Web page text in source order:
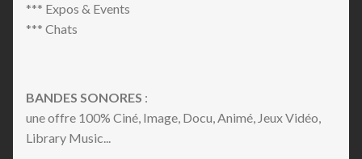
*** Expos & Events
*** Chats
BANDES SONORES :
une offre 100% Ciné, Image, Docu, Animé, Jeux Vidéo,
Library Music...